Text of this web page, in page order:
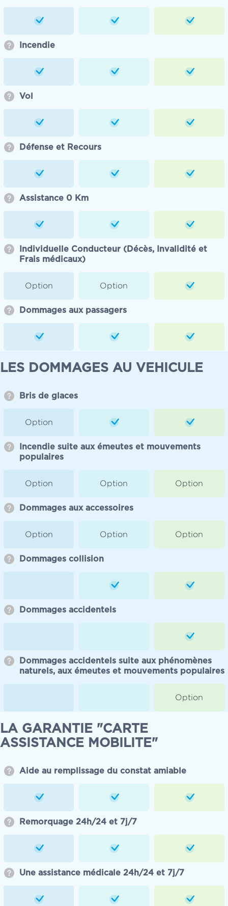
Incendie
Vol
Défense et Recours
Assistance 0 Km
Individuelle Conducteur (Décès, Invalidité et
Frais médicaux)
Option Option
Dommages aux passagers
LES DOMMAGES AU VEHICULE
Bris de glaces
Option
Incendie suite aux émeutes et mouvements
populaires
Option Option Option
Dommages aux accessoires
Option Option Option
Dommages collision
Dommages accidentels
Dommages accidentels suite aux phénomènes
naturels, aux émeutes et mouvements populaires
Option
LA GARANTIE "CARTE
ASSISTANCE MOBILITE"
Aide au remplissage du constat amiable
Remorquage 24h/24 et 7j/7
Une assistance médicale 24h/24 et 7j/7